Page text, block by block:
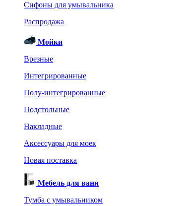
Сифоны для умывальника
Распродажа
Мойки
Врезные
Интегрированные
Полу-интегрированные
Подстольные
Накладные
Аксессуары для моек
Новая поставка
Мебель для ванн
Тумба с умывальником